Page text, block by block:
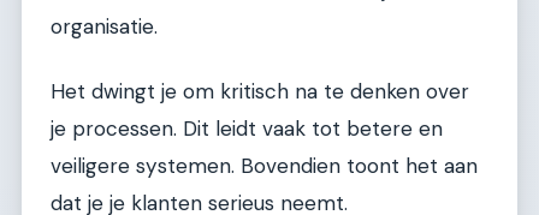
organisatie.
Het dwingt je om kritisch na te denken over
je processen. Dit leidt vaak tot betere en
veiligere systemen. Bovendien toont het aan
dat je je klanten serieus neemt.